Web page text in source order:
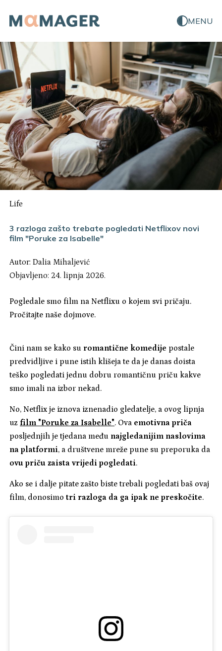
MENU
Life
3 razloga zašto trebate pogledati Netflixov novi
film "Poruke za Isabelle"
Autor:Dalia Mihaljević
Objavljeno: 24. lipnja 2026.
Pogledale smo film na Netflixu o kojem svi pričaju.
Pročitajte naše dojmove.
Čini nam se kako su romantične komedije postale
predvidljive i pune istih klišeja te da je danas doista
teško pogledati jednu dobru romantičnu priču kakve
smo imali na izbor nekad.
No, Netflix je iznova iznenadio gledatelje, a ovog lipnja
uz film "Poruke za Isabelle". Ova emotivna priča
posljednjih je tjedana među najgledanijim naslovima
na platformi, a društvene mreže pune su preporuka da
ovu priču zaista vrijedi pogledati.
Ako se i dalje pitate zašto biste trebali pogledati baš ovaj
film, donosimotri razloga da ga ipak ne preskočite.